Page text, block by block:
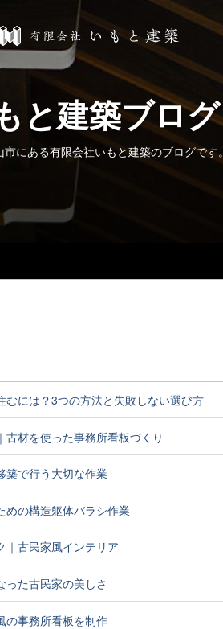
と建築ブログ
にある有限会社いもと建築のブログです。
には？3つの方法と失敗しない選び方
材を使った事務所看板づくり
築で行う大切な作業
めの構造躯体バラシ作業
｜古民家風インテリア
った古民家の美しさ
の事務所看板を制作